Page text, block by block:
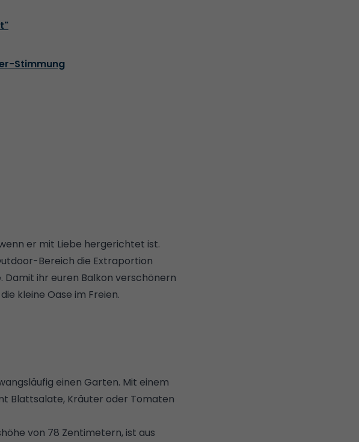
Stimmung
er mit Liebe hergerichtet ist.
Bereich die Extraportion
Damit ihr euren Balkon verschönern
kleine Oase im Freien.
einen Garten. Mit einem
Blattsalate, Kräuter oder Tomaten
von 78 Zentimetern, ist aus